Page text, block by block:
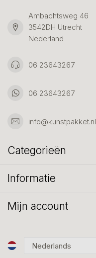
Ambachtsweg 46
3542DH Utrecht
Nederland
06 23643267
06 23643267
info@kunstpakket.nl
Categorieën
Informatie
Mijn account